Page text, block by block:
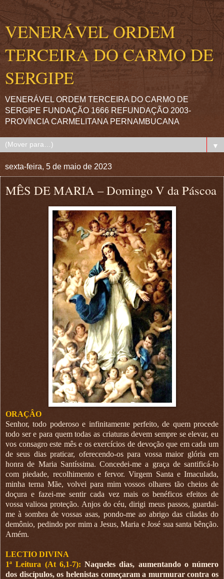
VENERÁVEL ORDEM
TERCEIRA DO CARMO DE
SERGIPE
VENERÁVEL ORDEM TERCEIRA DO CARMO DE
SERGIPE FUNDAÇÃO 1666 REFUNDAÇÃO 2003-
PROVÍNCIA CARMELITANA PERNAMBUCANA
▼
sexta-feira, 5 de maio de 2023
MÊS DE MARIA – Domingo V da Páscoa
ORAÇÂO
Senhor, todo poderoso e infinitamente perfeito, de quem procede
todo ser e para quem todas as criaturas devem sempre se elevar, eu
vos consagro este mês e os exercícios de devoção que em cada um
de seus dias praticar, oferecendo-os para vossa maior glória em
honra de Maria Santíssima. Concedei-me a graça de santificá-lo
com piedade, recolhimento e fervor. Virgem Santa e Imaculada,
minha terna Mãe, volvei para mim vossos olhares tão cheios de
doçura e fazei-me sentir cada vez mais os benéficos efeitos de
vossa valiosa proteção. Anjos do céu, dirigi meus passos, guardai-
me à sombra de vossas asas, pondo-me ao abrigo das ciladas do
demônio, pedindo por mim a Jesus, Maria e José sua santa bênção.
Amém.
LECTIO DIVINA
1ª Leitura (At 6,1-7): Naqueles dias, aumentando o número
dos discípulos, os helenistas começaram a murmurar contra os